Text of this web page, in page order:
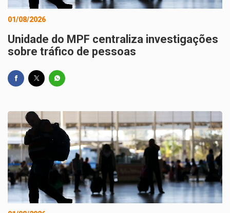
01/08/2026
Unidade do MPF centraliza investigações
sobre tráfico de pessoas